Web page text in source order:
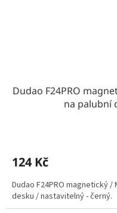
Dudao F24PRO
na palubní
124 Kč
Dudao F24PRO magnetický
desku / nastavitelný - černý.